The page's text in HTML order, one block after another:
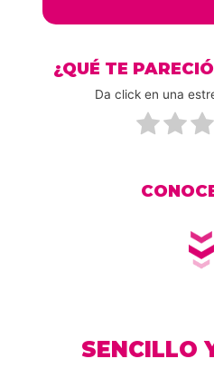
¿QUÉ TE
Da click en una
SENCILLO